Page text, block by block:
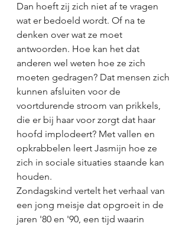
Dan hoeft zij zich niet af te vragen
wat er bedoeld wordt. Of na te
denken over wat ze moet
antwoorden. Hoe kan het dat
anderen wel weten hoe ze zich
moeten gedragen? Dat mensen zich
kunnen afsluiten voor de
voortdurende stroom van prikkels,
die er bij haar voor zorgt dat haar
hoofd implodeert? Met vallen en
opkrabbelen leert Jasmijn hoe ze
zich in sociale situaties staande kan
houden.
Zondagskind vertelt het verhaal van
een jong meisje dat opgroeit in de
jaren '80 en '90, een tijd waarin